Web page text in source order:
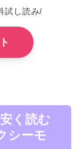
試し読み/
く読む
シーモ